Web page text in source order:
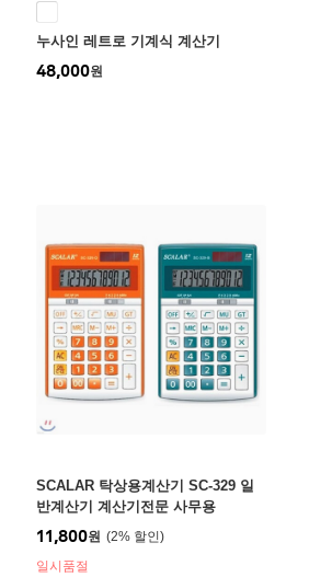
누사인 레트로 기계식 계산기
48,000원
SCALAR 탁상용계산기 SC-329 일
반계산기 계산기전문 사무용
2%
11,800원
일시품절